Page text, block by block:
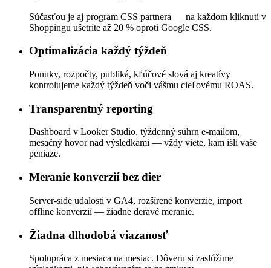
Súčasťou je aj program CSS partnera — na každom kliknutí v
Shoppingu ušetríte až 20 % oproti Google CSS.
Optimalizácia každý týždeň
Ponuky, rozpočty, publiká, kľúčové slová aj kreatívy
kontrolujeme každý týždeň voči vášmu cieľovému ROAS.
Transparentný reporting
Dashboard v Looker Studio, týždenný súhrn e-mailom,
mesačný hovor nad výsledkami — vždy viete, kam išli vaše
peniaze.
Meranie konverzií bez dier
Server-side udalosti v GA4, rozšírené konverzie, import
offline konverzií — žiadne deravé meranie.
Žiadna dlhodobá viazanosť
Spolupráca z mesiaca na mesiac. Dôveru si zaslúžime